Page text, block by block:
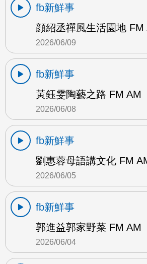
fb新鮮事
顔紹丞禪風生活園地 FM
2026/06/09
fb新鮮事
黃鈺雯陶藝之路 FM AM
2026/06/08
fb新鮮事
劉惠蓉母語講文化 FM
2026/06/05
fb新鮮事
郭進益郭家野菜 FM AM
2026/06/04